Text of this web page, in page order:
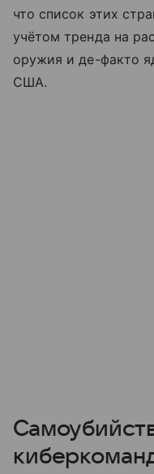
что список этих
учётом тренда на
оружия и де-факто
США.